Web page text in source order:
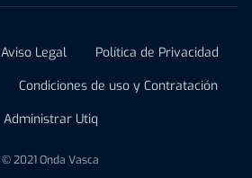
Aviso Legal
Política de Privacidad
Condiciones de uso y Contratación
Administrar Utiq
© 2021 Onda Vasca